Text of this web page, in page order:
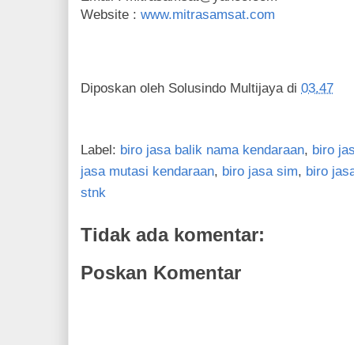
Website : www.mitrasamsat.com
Diposkan oleh Solusindo Multijaya di 03.47
Label: biro jasa balik nama kendaraan, biro
jasa mutasi kendaraan, biro jasa sim, biro
stnk
Tidak ada komentar:
Poskan Komentar